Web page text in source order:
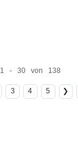
1 - 30 von 138
3 4 5 ❯